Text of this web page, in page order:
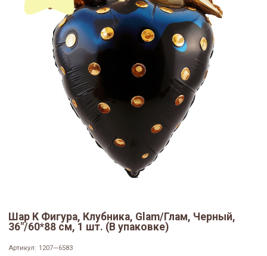
Шар К Фигура, Клубника, Glam/Глам, Черный,
36"/60*88 см, 1 шт. (В упаковке)
Артикул: 1207—6583